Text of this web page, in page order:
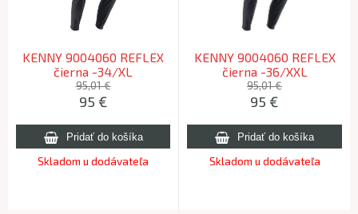
KENNY 9004060 REFLEX
čierna -34/XL
95,01 €
95 €
Skladom u dodávateľa
KENNY 9004060 REFLEX
čierna -36/XXL
95,01 €
95 €
Skladom u dodávateľa